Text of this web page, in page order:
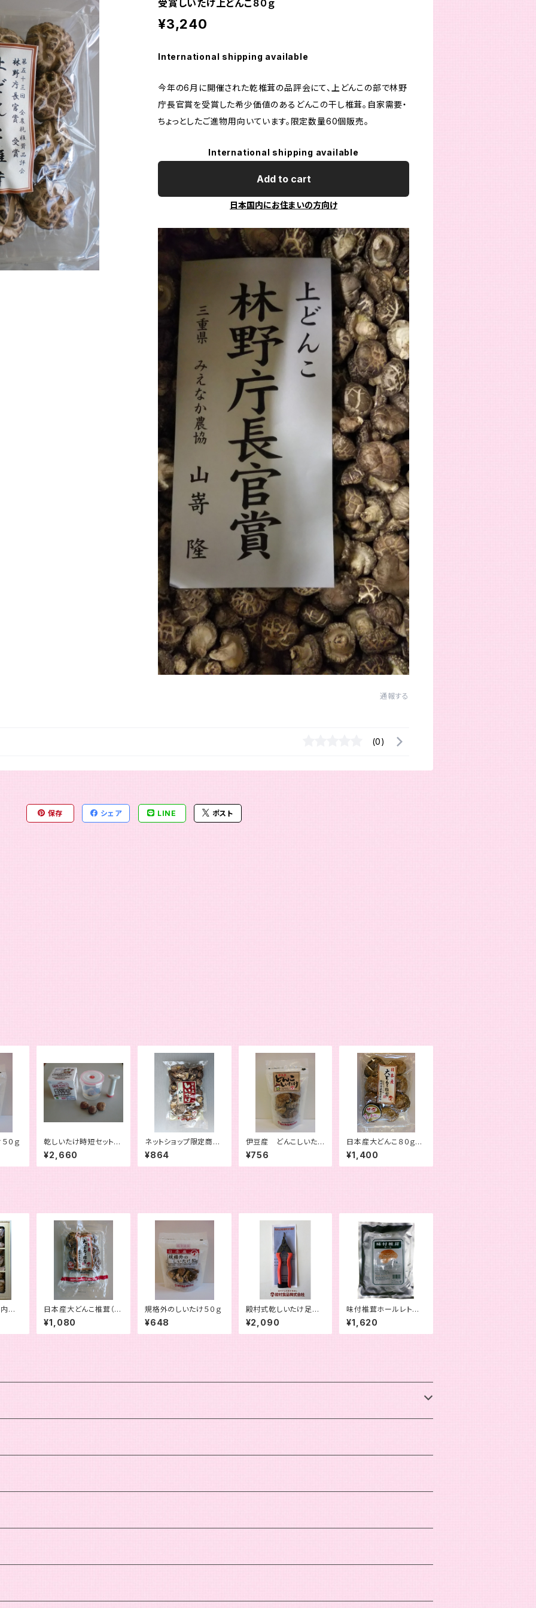
受賞しいたけ上どんこ８０ｇ
¥3,240
International shipping available
今年の6月に開催された乾椎茸の品評会にて、上どんこの部で林野
庁長官賞を受賞した希少価値のあるどんこの干し椎茸。自家需要・
ちょっとしたご進物用向いています。限定数量60個販売。
International shipping available
Add to cart
日本国内にお住まいの方向け
通報する
(0)
保存 シェア LINE ポスト
０ｇ
乾しいたけ時短セット
（真空水戻し容器・日本
産荒葉２００ｇセット）
¥2,660
ネットショップ限定商
品 日本産小葉１２０ｇ
袋詰
¥864
伊豆産 どんこしいた
け３５ｇ
¥756
日本産大どんこ８０ｇパ
ック
¥1,400
容
日本産大どんこ椎茸（機
能性表示食品）５０ｇ
¥1,080
規格外のしいたけ５０ｇ
¥648
殿村式乾しいたけ足切
はさみ
¥2,090
味付椎茸ホールレトルト
パック 1kg
¥1,620